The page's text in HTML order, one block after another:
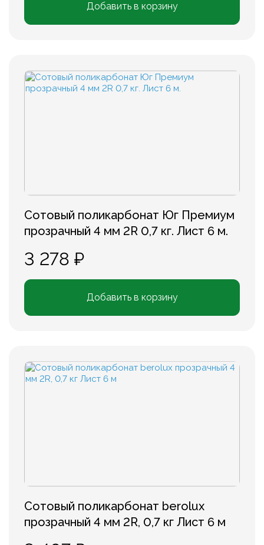
Добавить в корзину
Сотовый поликарбонат Юг Премиум
прозрачный 4 мм 2R 0,7 кг. Лист 6 м.
3 278 ₽
Добавить в корзину
Сотовый поликарбонат berolux
прозрачный 4 мм 2R, 0,7 кг Лист 6 м